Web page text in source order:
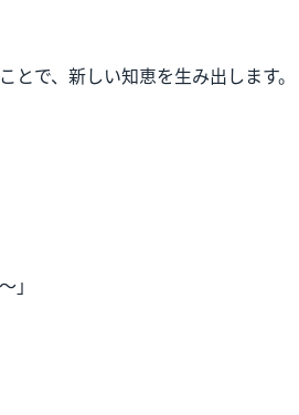
で、新しい知恵を生み出します。
」